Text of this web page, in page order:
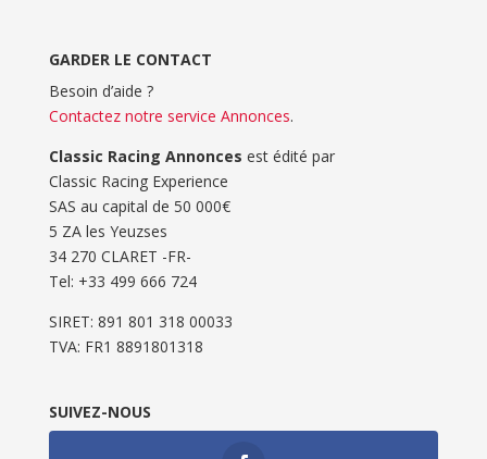
GARDER LE CONTACT
Besoin d’aide ?
Contactez notre service Annonces.
Classic Racing Annonces est édité par
Classic Racing Experience
SAS au capital de 50 000€
5 ZA les Yeuzses
34 270 CLARET -FR-
Tel: ‭+33 499 666 724‬
SIRET: 891 801 318 00033
TVA: FR1 8891801318
SUIVEZ-NOUS